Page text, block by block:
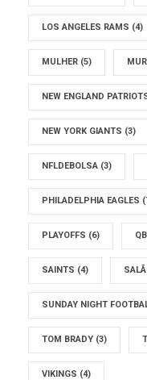
LOS ANGELES RAMS (4)
MULHER (5)
NEW ENGLAND
NEW YORK GIANTS (3)
NFLDEBOLSA (3)
PHILADELPHIA EAGLES
PLAYOFFS (6) QB
SAINTS (4)
SUNDAY NIGHT
TOM BRADY (3)
VIKINGS (4)